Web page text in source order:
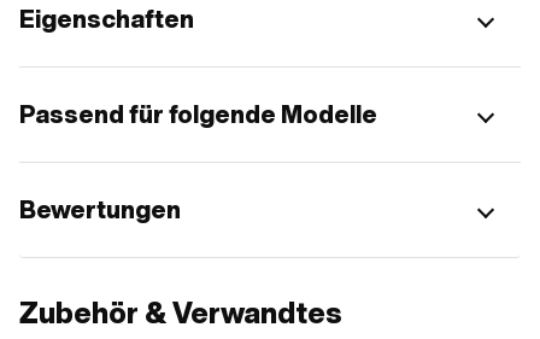
Eigenschaften
Passend für folgende Modelle
Bewertungen
Zubehör & Verwandtes